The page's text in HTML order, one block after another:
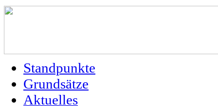
Standpunkte
Grundsätze
Aktuelles